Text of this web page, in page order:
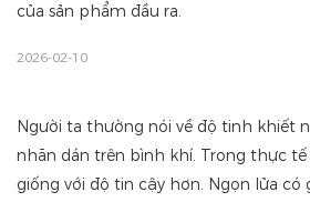
của sản phẩm đầu ra.
2026-02-10
Người ta thường nói về độ tinh khiết
nhãn dán trên bình khí. Trong thực
giống với độ tin cậy hơn. Ngọn lửa có